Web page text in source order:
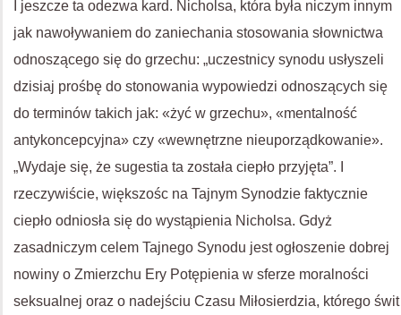
I jeszcze ta odezwa kard. Nicholsa, która była niczym innym
jak nawoływaniem do zaniechania stosowania słownictwa
odnoszącego się do grzechu: „uczestnicy synodu usłyszeli
dzisiaj prośbę do stonowania wypowiedzi odnoszących się
do terminów takich jak: «żyć w grzechu», «mentalność
antykoncepcyjna» czy «wewnętrzne nieuporządkowanie».
„Wydaje się, że sugestia ta została ciepło przyjęta”. I
rzeczywiście, większośc na Tajnym Synodzie faktycznie
ciepło odniosła się do wystąpienia Nicholsa. Gdyż
zasadniczym celem Tajnego Synodu jest ogłoszenie dobrej
nowiny o Zmierzchu Ery Potępienia w sferze moralności
seksualnej oraz o nadejściu Czasu Miłosierdzia, którego świt